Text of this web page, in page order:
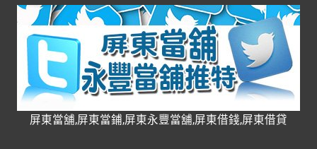
屏東當舖,屏東當鋪,屏東永豐當舖,屏東借錢,屏東借貸